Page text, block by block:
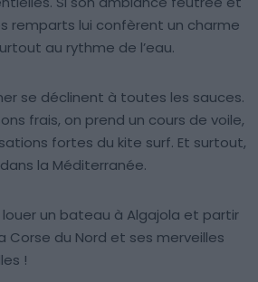
remparts lui confèrent un charme
au rythme de l’eau.
se déclinent à toutes les sauces.
frais, on prend un cours de voile,
fortes du kite surf. Et surtout,
la Méditerranée.
un bateau à Algajola et partir
Corse du Nord et ses merveilles
!